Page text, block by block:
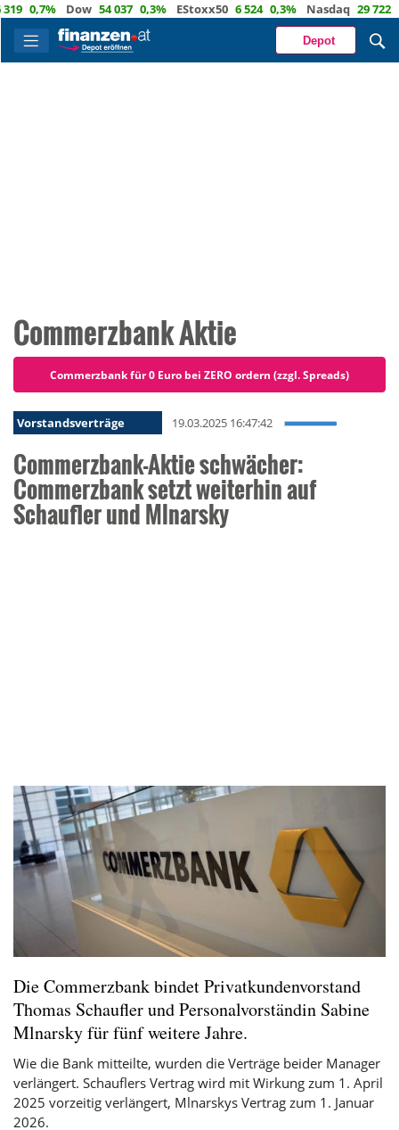
Dow 54 037 0,3% EStoxx50 6 524 0,3% Nasdaq 29 722 1,2%
Depot
Commerzbank Aktie
Commerzbank für 0 Euro bei ZERO ordern (zzgl. Spreads)
Vorstandsverträge 19.03.2025 16:47:42
Commerzbank-Aktie schwächer:
Commerzbank setzt weiterhin auf
Schaufler und Mlnarsky
Die Commerzbank bindet Privatkundenvorstand
Thomas Schaufler und Personalvorständin Sabine
Mlnarsky für fünf weitere Jahre.
Wie die Bank mitteilte, wurden die Verträge beider Manager
verlängert. Schauflers Vertrag wird mit Wirkung zum 1. April
2025 vorzeitig verlängert, Mlnarskys Vertrag zum 1. Januar
2026.